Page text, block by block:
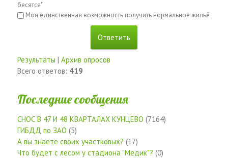
бесятся"
Моя единственная возможность получить нормальное жильё
Результаты | Архив опросов
Всего ответов: 419
Последние сообщения
СНОС В 47 И 48 КВАРТАЛАХ КУНЦЕВО (7164)
ГИБДД по ЗАО (5)
А вы знаете своих участковых? (17)
Что будет с лесом у стадиона "Медик"? (0)